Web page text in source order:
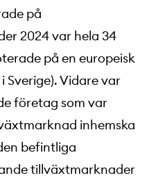
på
2024 var hela 34
på en europeisk
Vidare var
företag som var
inhemska
befintliga
tillväxtmarknader